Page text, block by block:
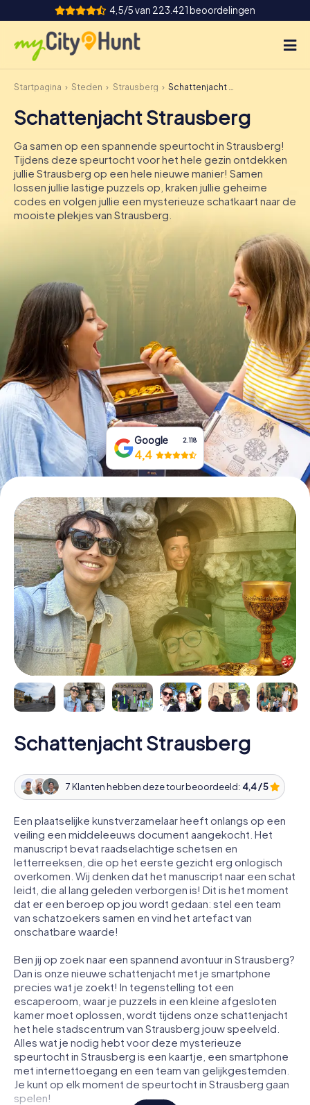
4,5/5 van 223.421 beoordelingen
Hoe het werkt
Steden
Tours
Teamevenement
Tickets
DE
IE
IT
Boek tickets
Koop cadeaubonnen
Startpagina Steden Strausberg Schattenjacht Strausberg
Schattenjacht Strausberg
Ga samen op een spannende speurtocht in Strausberg!
Tijdens deze speurtocht voor het hele gezin ontdekken
jullie Strausberg op een hele nieuwe manier! Samen
lossen jullie lastige puzzels op, kraken jullie geheime
codes en volgen jullie een mysterieuze schatkaart naar de
mooiste plekjes van Strausberg.
Google 2.118
4,4
Schattenjacht Strausberg
7 Klanten hebben deze tour beoordeeld: 4,4 / 5
Een plaatselijke kunstverzamelaar heeft onlangs op een
veiling een middeleeuws document aangekocht. Het
manuscript bevat raadselachtige schetsen en
letterreeksen, die op het eerste gezicht erg onlogisch
overkomen. Wij denken dat het manuscript naar een schat
leidt, die al lang geleden verborgen is! Dit is het moment
dat er een beroep op jou wordt gedaan: stel een team
van schatzoekers samen en vind het artefact van
onschatbare waarde!
Ben jij op zoek naar een spannend avontuur in Strausberg?
Dan is onze nieuwe schattenjacht met je smartphone
precies wat je zoekt! In tegenstelling tot een
escaperoom, waar je puzzels in een kleine afgesloten
kamer moet oplossen, wordt tijdens onze schattenjacht
het hele stadscentrum van Strausberg jouw speelveld.
Alles wat je nodig hebt voor deze mysterieuze
speurtocht in Strausberg is een kaartje, een smartphone
met internettoegang en een team van gelijkgestemden.
Je kunt op elk moment de speurtocht in Strausberg gaan
spelen!